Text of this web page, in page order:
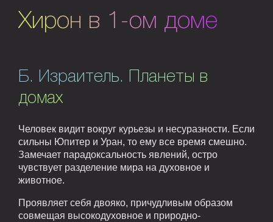
Хирон в 1-ом доме
Б. Израитель. Планеты в
домах
Человек видит вокруг курьезы и несуразности. Если
сильны Юпитер и Уран, то ему все время смешно.
Замечает парадоксальность явлений, остро
чувствует разделение мира на духовное и
животное.
Проявляет себя двояко, причудливым образом
совмещая высокодуховное и природно-